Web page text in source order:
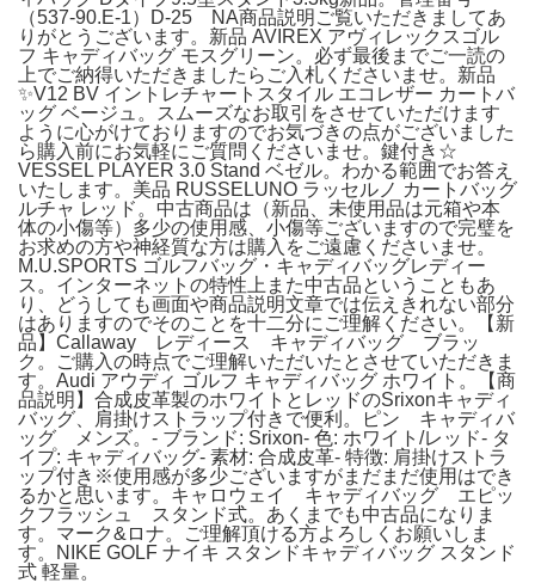
（537-90.E-1）D-25 NA商品説明ご覧いただきましてあ
りがとうございます。新品 AVIREX アヴィレックスゴル
フ キャディバッグ モスグリーン。必ず最後までご一読の
上でご納得いただきましたらご入札くださいませ。新品
✨V12 BV イントレチャートスタイル エコレザー カートバ
ッグ ベージュ。スムーズなお取引をさせていただけます
ように心がけておりますのでお気づきの点がございました
ら購入前にお気軽にご質問くださいませ。鍵付き☆
VESSEL PLAYER 3.0 Stand ベゼル。わかる範囲でお答え
いたします。美品 RUSSELUNO ラッセルノ カートバッグ
ルチャ レッド。中古商品は（新品、未使用品は元箱や本
体の小傷等）多少の使用感、小傷等ございますので完璧を
お求めの方や神経質な方は購入をご遠慮くださいませ。
M.U.SPORTS ゴルフバッグ・キャディバッグレディー
ス。インターネットの特性上また中古品ということもあ
り、どうしても画面や商品説明文章では伝えきれない部分
はありますのでそのことを十二分にご理解ください。【新
品】Callaway レディース キャディバッグ ブラッ
ク。ご購入の時点でご理解いただいたとさせていただきま
す。Audi アウディ ゴルフ キャディバッグ ホワイト。【商
品説明】合成皮革製のホワイトとレッドのSrixonキャディ
バッグ、肩掛けストラップ付きで便利。ピン キャディバ
ッグ メンズ。- ブランド: Srixon- 色: ホワイト/レッド- タ
イプ: キャディバッグ- 素材: 合成皮革- 特徴: 肩掛けストラ
ップ付き※使用感が多少ございますがまだまだ使用はでき
るかと思います。キャロウェイ キャディバッグ エピッ
クフラッシュ スタンド式。あくまでも中古品になりま
す。マーク&ロナ。ご理解頂ける方よろしくお願いしま
す。NIKE GOLF ナイキ スタンドキャディバッグ スタンド
式 軽量。